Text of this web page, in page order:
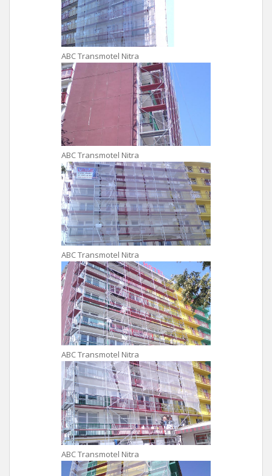
ABC Transmotel Nitra
ABC Transmotel Nitra
ABC Transmotel Nitra
ABC Transmotel Nitra
ABC Transmotel Nitra